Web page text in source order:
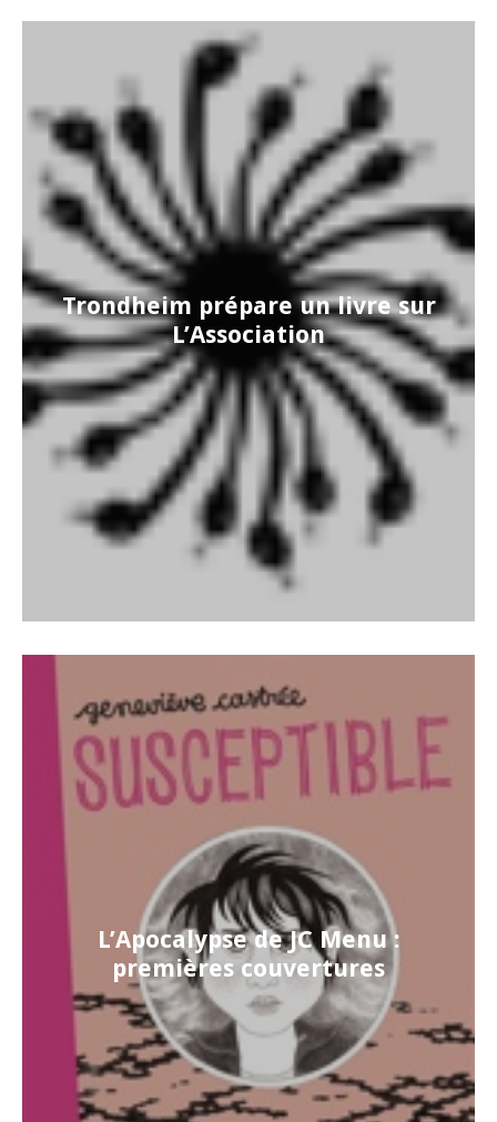
Trondheim prépare un livre sur
L’Association
L’Apocalypse de JC Menu :
premières couvertures